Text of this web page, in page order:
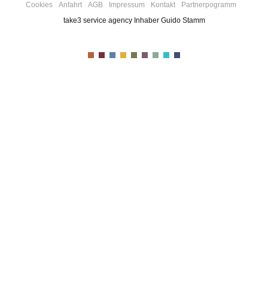
Cookies Anfahrt AGB Impressum Kontakt
Partnerpogramm
take3 service agency Inhaber Guido Stamm